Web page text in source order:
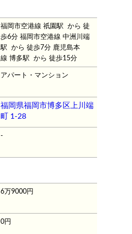
福岡市空港線 祇園駅 から 徒
歩6分福岡市空港線 中洲川端
駅 から 徒歩7分 鹿児島本
線 博多駅 から 徒歩15分
アパート・マンション
福岡県福岡市博多区上川端
町 1-28
-
6万9000円
0円